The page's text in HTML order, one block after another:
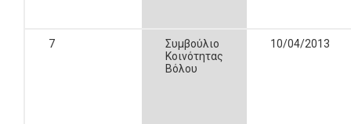
7
Συμβούλιο
Κοινότητας
Βόλου
10/04/2013